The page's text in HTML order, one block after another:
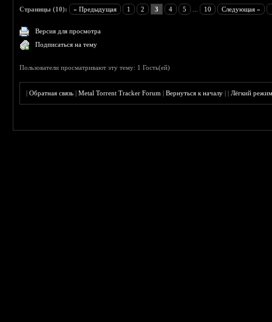
Страницы (10): « Предыдущая 1 2 3 4 5 10 Следующая »
Версия для просмотра
Подписаться на тему
Пользователи просматривают эту тему: 1 Гость(ей)
|Обратная связь |Metal Torrent Tracker Forum |Вернуться к началу ||Лёгкий